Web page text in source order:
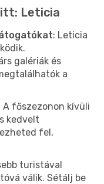
Leticia
: Leticia
galériák és
a
A főszezonon kívüli
kedvelt
fel,
turistával
válik. Sétálj be